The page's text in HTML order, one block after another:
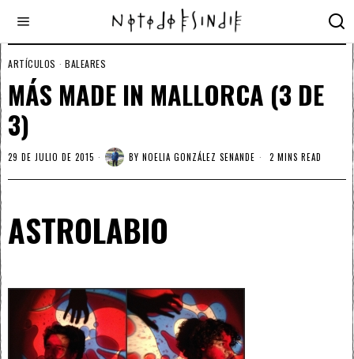
ARTÍCULOS · BALEARES
MÁS MADE IN MALLORCA (3 DE
3)
29 DE JULIO DE 2015 BY NOELIA GONZÁLEZ SENANDE 2 MINS READ
ASTROLABIO